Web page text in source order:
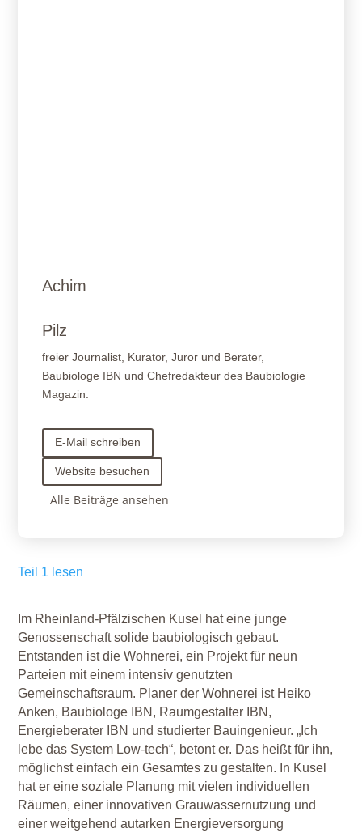
Achim
Pilz
freier Journalist, Kurator, Juror und Berater,
Baubiologe IBN und Chefredakteur des Baubiologie
Magazin.
E-Mail schreiben
Website besuchen
Alle Beiträge ansehen
Teil 1 lesen
Im Rheinland-Pfälzischen Kusel hat eine junge
Genossenschaft solide baubiologisch gebaut.
Entstanden ist die Wohnerei, ein Projekt für neun
Parteien mit einem intensiv genutzten
Gemeinschaftsraum. Planer der Wohnerei ist Heiko
Anken, Baubiologe IBN, Raumgestalter IBN,
Energieberater IBN und studierter Bauingenieur. „Ich
lebe das System Low-tech“, betont er. Das heißt für ihn,
möglichst einfach ein Gesamtes zu gestalten. In Kusel
hat er eine soziale Planung mit vielen individuellen
Räumen, einer innovativen Grauwassernutzung und
einer weitgehend autarken Energieversorgung